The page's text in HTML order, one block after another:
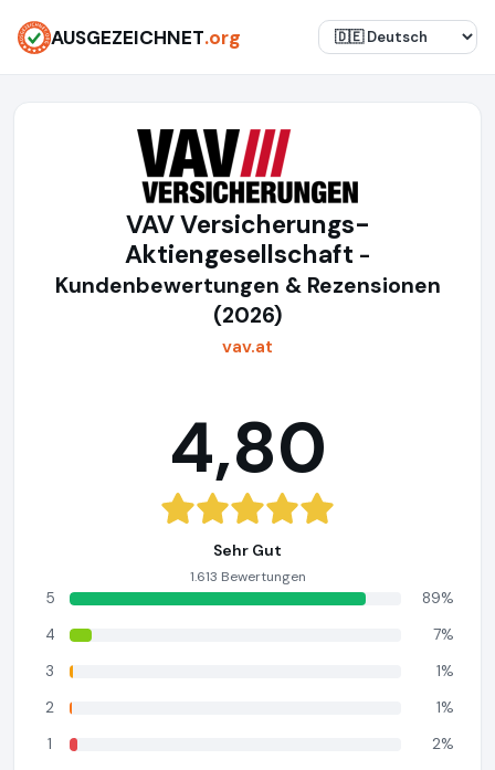
AUSGEZEICHNET.org
VAV Versicherungs-
Aktiengesellschaft -
Kundenbewertungen & Rezensionen
(2026)
vav.at
4,80
Sehr Gut
1.613 Bewertungen
5
89%
4
7%
3
1%
2
1%
1
2%